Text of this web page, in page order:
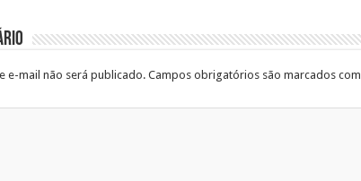
e-mail não será publicado.Campos obrigatórios são marcados com